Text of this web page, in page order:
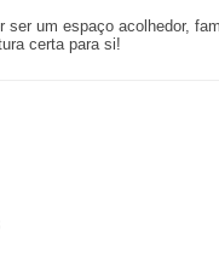
um espaço acolhedor,
certa para si!